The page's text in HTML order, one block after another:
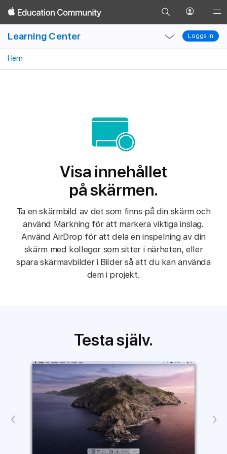
Gå
till
söksidan
Öppna
tillbaka
Logga in
Nav
Learning Center
Local
Nav
Menu
Local
Nav
Menu
Logga in
Hem
Skrivbord Finder Safari Siri
Visa innehållet
på skärmen.
Ta en skärmbild av det som finns på din skärm och
använd Märkning för att markera viktiga inslag.
Använd AirDrop för att dela en inspelning av din
skärm med kollegor som sitter i närheten, eller
spara skärmavbilder i Bilder så att du kan använda
dem i projekt.
Testa själv.